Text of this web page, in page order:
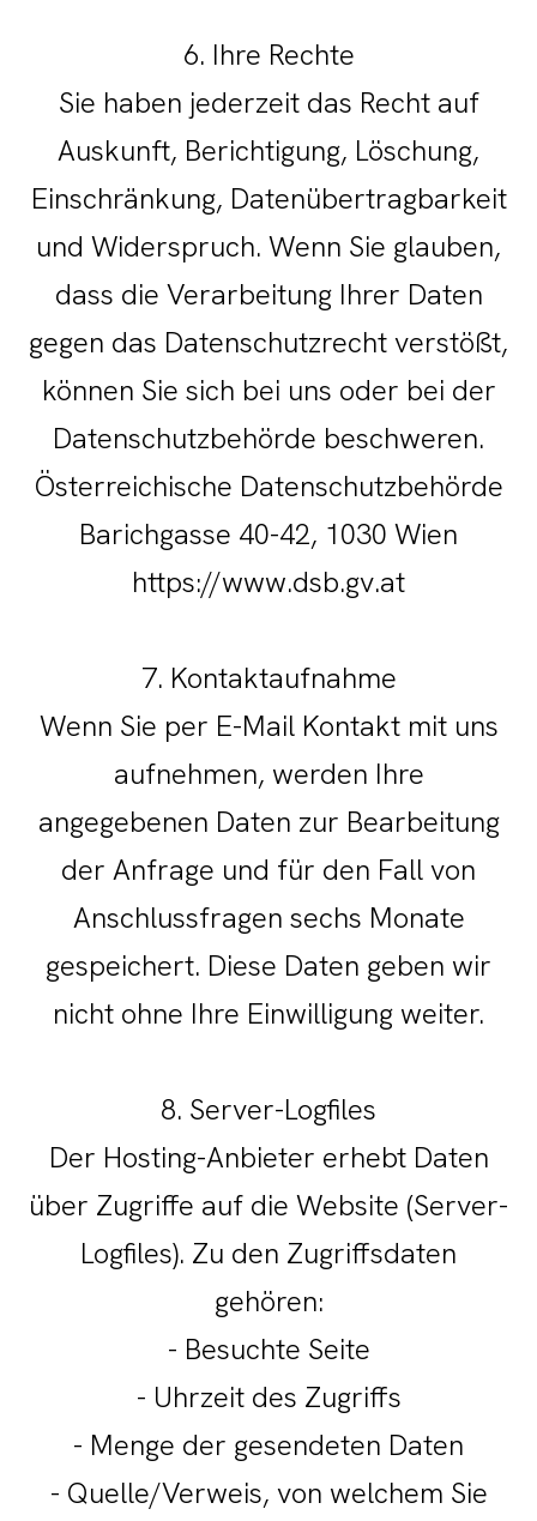
6. Ihre Rechte
Sie haben jederzeit das Recht auf
Auskunft, Berichtigung, Löschung,
Einschränkung, Datenübertragbarkeit
und Widerspruch. Wenn Sie glauben,
dass die Verarbeitung Ihrer Daten
gegen das Datenschutzrecht verstößt,
können Sie sich bei uns oder bei der
Datenschutzbehörde beschweren.
Österreichische Datenschutzbehörde
Barichgasse 40-42, 1030 Wien
https://www.dsb.gv.at
7. Kontaktaufnahme
Wenn Sie per E-Mail Kontakt mit uns
aufnehmen, werden Ihre
angegebenen Daten zur Bearbeitung
der Anfrage und für den Fall von
Anschlussfragen sechs Monate
gespeichert. Diese Daten geben wir
nicht ohne Ihre Einwilligung weiter.
8. Server-Logfiles
Der Hosting-Anbieter erhebt Daten
über Zugriffe auf die Website (Server-
Logfiles). Zu den Zugriffsdaten
gehören:
- Besuchte Seite
- Uhrzeit des Zugriffs
- Menge der gesendeten Daten
- Quelle/Verweis, von welchem Sie